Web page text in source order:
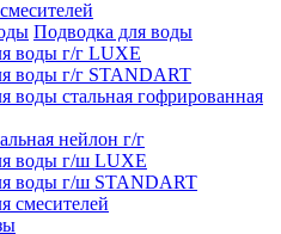
Подводка для воды
воды г/г LUXE
воды г/г STANDART
воды стальная гофрированная
нейлон г/г
воды г/ш LUXE
воды г/ш STANDART
смесителей